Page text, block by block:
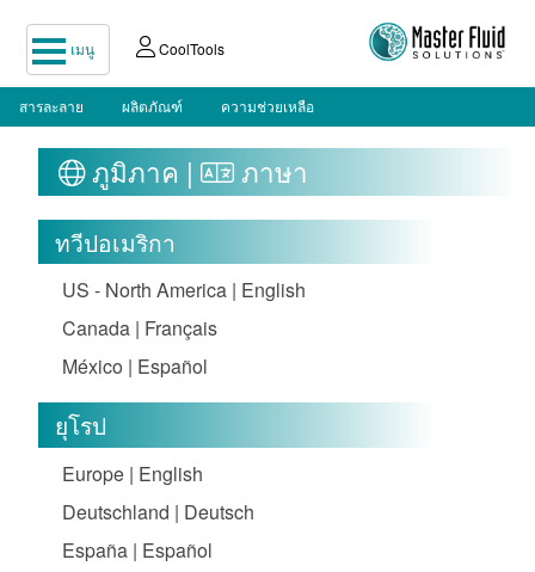
เมนู CoolTools
สารละลาย ผลิตภัณฑ์ ความช่วยเหลือ
ภูมิภาค | ภาษา
ทวีปอเมริกา
US - North America | English
Canada | Français
México | Español
ยุโรป
Europe | English
Deutschland | Deutsch
España | Español